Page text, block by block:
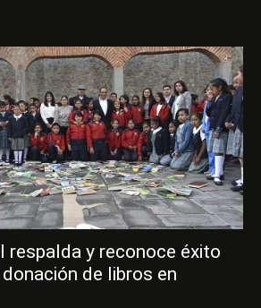
respalda y reconoce éxito
de libros en